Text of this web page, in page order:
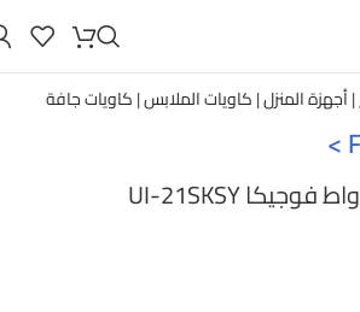
|أجهزة المنزل|كاويات الملابس|كاويات جافة
>